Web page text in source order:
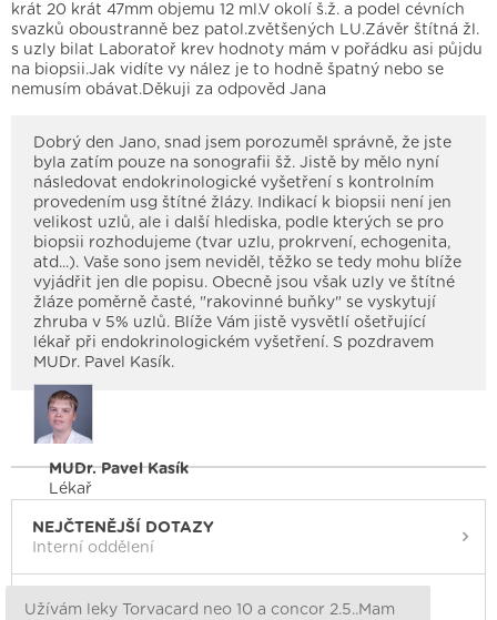
krát 20 krát 47mm objemu 12 ml.V okolí š.ž. a podel cévních
svazků oboustranně bez patol.zvětšených LU.Závěr štítná žl.
s uzly bilat Laboratoř krev hodnoty mám v pořádku asi půjdu
na biopsii.Jak vidíte vy nález je to hodně špatný nebo se
nemusím obávat.Děkuji za odpověd Jana
Dobrý den Jano, snad jsem porozuměl správně, že jste
byla zatím pouze na sonografii šž. Jistě by mělo nyní
následovat endokrinologické vyšetření s kontrolním
provedením usg štítné žlázy. Indikací k biopsii není jen
velikost uzlů, ale i další hlediska, podle kterých se pro
biopsii rozhodujeme (tvar uzlu, prokrvení, echogenita,
atd...). Vaše sono jsem neviděl, těžko se tedy mohu blíže
vyjádřit jen dle popisu. Obecně jsou však uzly ve štítné
žláze poměrně časté, "rakovinné buňky" se vyskytují
zhruba v 5% uzlů. Blíže Vám jistě vysvětlí ošetřující
lékař při endokrinologickém vyšetření. S pozdravem
MUDr. Pavel Kasík.
MUDr. Pavel Kasík
Lékař
NEJČTENĚJŠÍ DOTAZY
Interní oddělení
Užívám leky Torvacard neo 10 a concor 2.5..Mam